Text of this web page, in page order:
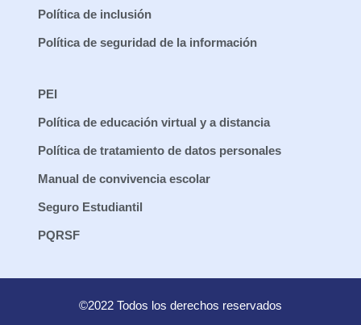
Política de inclusión
Política de seguridad de la información
PEI
Política de educación virtual y a distancia
Política de tratamiento de datos personales
Manual de convivencia escolar
Seguro Estudiantil
PQRSF
©2022 Todos los derechos reservados